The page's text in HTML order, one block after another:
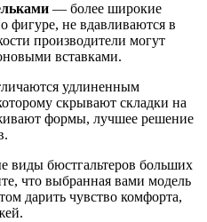
— более широкие
фигуре, не вдавливаются в
производители могут
вставками.
удлиненным
скрывают складки на
формы, лучшее решение
виды бюстгальтеров больших
что выбранная вами модель
дарить чувство комфорта,